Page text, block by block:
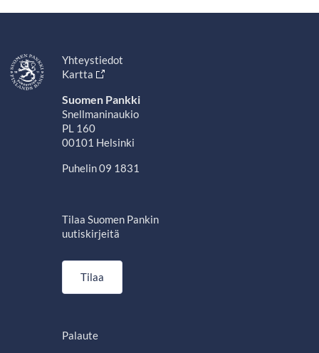
Yhteystiedot
Kartta
Suomen Pankki
Snellmaninaukio
PL 160
00101 Helsinki
Puhelin 09 1831
Tilaa Suomen Pankin
uutiskirjeitä
Tilaa
Palaute